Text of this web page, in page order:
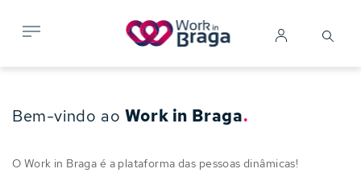
para
o
Mobile
Iniciar
Search
Bem-vindo ao Work in Braga.
O Work in Braga é a plataforma das pessoas dinâmicas!